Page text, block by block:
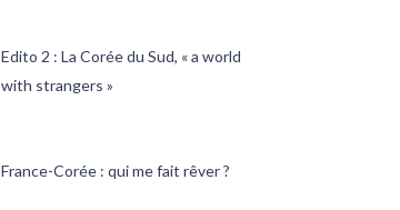
Edito 2 : La Corée du Sud, « a world
with strangers »
France-Corée : qui me fait rêver ?